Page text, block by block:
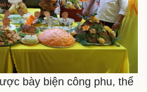
Xe máy
Tư vấn
bày biện công phu, thể